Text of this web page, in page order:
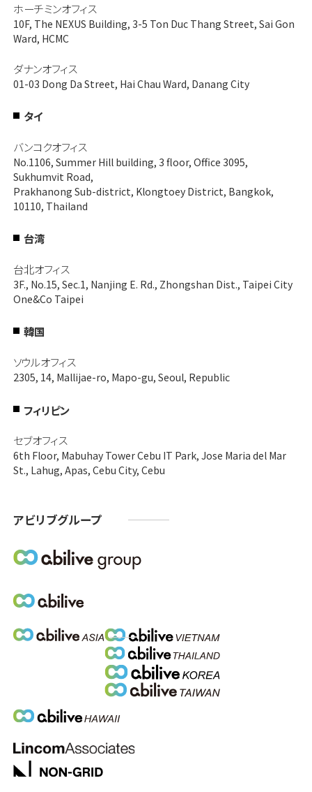
ホーチミンオフィス
10F, The NEXUS Building, 3-5 Ton Duc Thang Street, Sai Gon
Ward, HCMC
ダナンオフィス
01-03 Dong Da Street, Hai Chau Ward, Danang City
タイ
バンコクオフィス
No.1106, Summer Hill building, 3 floor, Office 3095,
Sukhumvit Road,
Prakhanong Sub-district, Klongtoey District, Bangkok,
10110, Thailand
台湾
台北オフィス
3F., No.15, Sec.1, Nanjing E. Rd., Zhongshan Dist., Taipei City
One&Co Taipei
韓国
ソウルオフィス
2305, 14, Mallijae-ro, Mapo-gu, Seoul, Republic
フィリピン
セブオフィス
6th Floor, Mabuhay Tower Cebu IT Park, Jose Maria del Mar
St., Lahug, Apas, Cebu City, Cebu
アビリブグループ